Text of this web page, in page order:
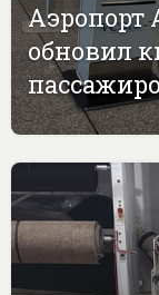
Аэропорт
обновил